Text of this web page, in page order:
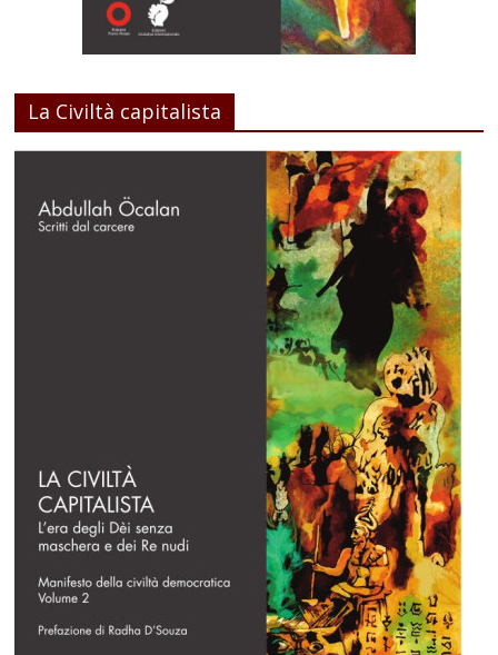
La Civiltà capitalista